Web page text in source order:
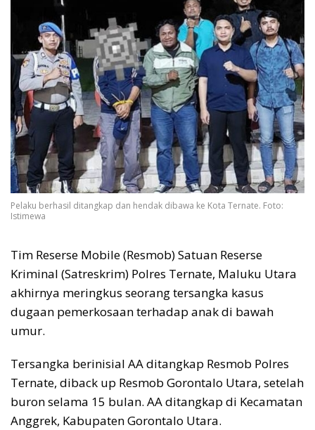
Pelaku berhasil ditangkap dan hendak dibawa ke Kota Ternate. Foto:
Istimewa
‎Tim Reserse Mobile (Resmob) Satuan Reserse
Kriminal (Satreskrim) Polres Ternate, Maluku Utara
akhirnya meringkus seorang tersangka kasus
dugaan pemerkosaan terhadap anak di bawah
umur.
Tersangka berinisial AA ditangkap Resmob Polres
Ternate, diback up Resmob Gorontalo Utara, setelah
buron selama 15 bulan. AA ditangkap di Kecamatan
Anggrek, Kabupaten Gorontalo Utara.